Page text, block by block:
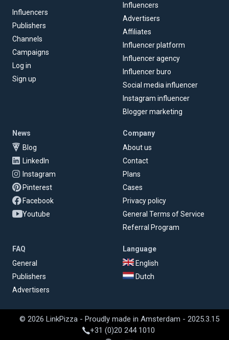
Influencers
Publishers
Channels
Campaigns
Log in
Sign up
Influencers
Advertisers
Affiliates
Influencer platform
Influencer agency
Influencer buro
Social media influencer
Instagram influencer
Blogger marketing
News
Blog
LinkedIn
Instagram
Pinterest
Facebook
Youtube
Company
About us
Contact
Plans
Cases
Privacy policy
General Terms of Service
Referral Program
FAQ
General
Publishers
Advertisers
Language
English
Dutch
© 2026 LinkPizza - Proudly made in Amsterdam - 2025.3.15
+31 (0)20 244 1010